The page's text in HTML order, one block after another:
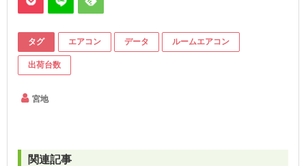
タグ エアコン データ ルームエアコン
出荷台数
宮地
関連記事